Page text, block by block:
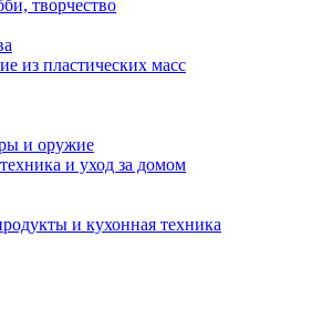
творчество
из пластических масс
и оружие
и уход за домом
и кухонная техника